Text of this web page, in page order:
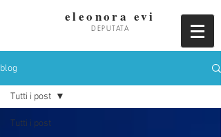
eleonora evi
DEPUTATA
blog
Tutti i post
Tutti i post